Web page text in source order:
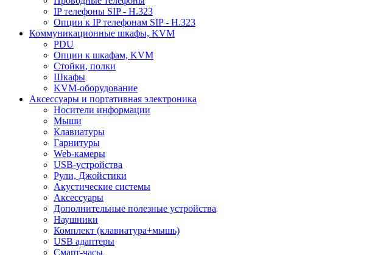
IP телефоны SIP - H.323
Опции к IP телефонам SIP - H.323
Коммуникационные шкафы, KVM
PDU
Опции к шкафам, KVM
Стойки, полки
Шкафы
KVM-оборудование
Аксессуары и портативная электроника
Носители информации
Мыши
Клавиатуры
Гарнитуры
Web-камеры
USB-устройства
Рули, Джойстики
Акустические системы
Аксессуары
Дополнительные полезные устройства
Наушники
Комплект (клавиатура+мышь)
USB адаптеры
Смарт-часы